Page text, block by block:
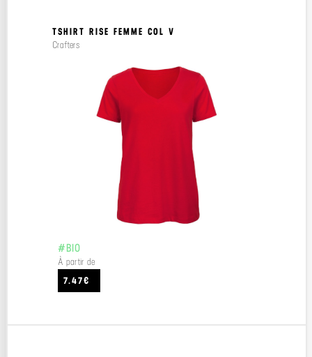
TSHIRT RISE FEMME COL V
Crafters
#BIO
À partir de
7.47€